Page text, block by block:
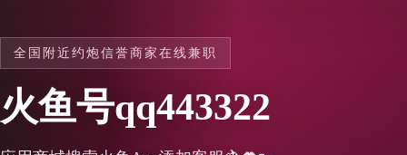
全国附近约炮信誉商家在线兼职
火鱼号qq443322